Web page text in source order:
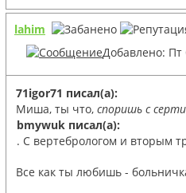
lahim
Добавлено: Пт
71igor71 писал(а):
Миша, ты что, споришь с
bmywuk писал(а):
. С вертебрологом и вторым
Все как ты любишь -